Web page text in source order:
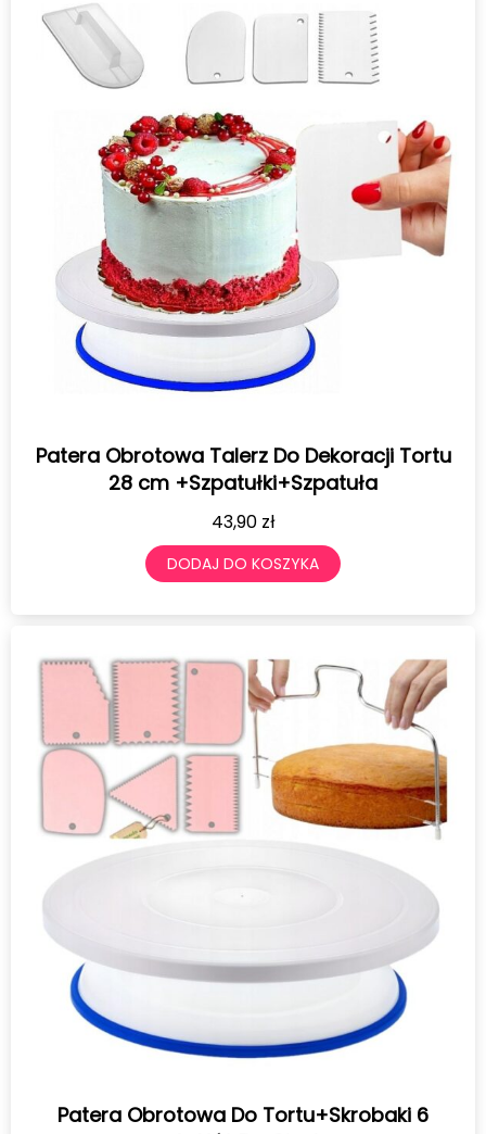
Patera Obrotowa Talerz Do Dekoracji Tortu
28 cm +Szpatułki+Szpatuła
43,90 zł
DODAJ DO KOSZYKA
Patera Obrotowa Do Tortu+Skrobaki 6